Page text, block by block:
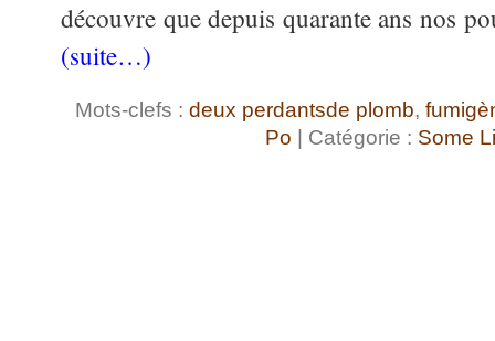
découvre que depuis quarante ans nos
(suite…)
Mots-clefs : deux perdantsde plomb,
Po | Catégorie : Some